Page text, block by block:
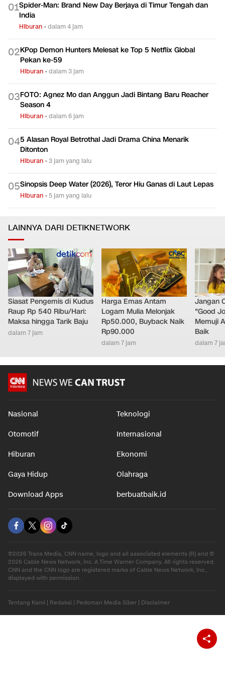
01Spider-Man: Brand New Day Berjaya di Timur Tengah dan
India
Hiburan •dalam 4 jam
02KPop Demon Hunters Melesat ke Top 5 Netflix Global
Pekan ke-59
Hiburan •dalam 3 jam
03FOTO: Agnez Mo dan Anggun Jadi Bintang Baru Reacher
Season 4
Hiburan •dalam 6 jam
045 Alasan Royal Betrothal Jadi Drama China Menarik
Ditonton
Hiburan •3 jam yang lalu
05Sinopsis Deep Water (2026), Teror Hiu Ganas di Laut Lepas
Hiburan • 5 jam yang lalu
LAINNYA DARI DETIKNETWORK
Siasat Pengemis di Kudus
Raup Rp 540 Ribu/Hari:
Maksa hingga Tarik Baju
dalam 7 jam
Harga Emas Antam
Logam Mulia Melonjak
Rp50.000, Buyback Naik
Rp90.000
dalam 7 jam
Jangan
"Good
Memuji
Baik
dalam 7
Nasional Teknologi
Otomotif Internasional
Hiburan Ekonomi
Gaya Hidup Olahraga
Download Apps berbuatbaik.id
©2026 Trans Media, CNN name, logo and all associated elements (R) and ©
2026 Cable News Network, Inc. A Time Warner Company. All rights reserved.
CNN and the CNN logo are registered marks of Cable News Network, Inc.,
displayed with permission.
Tentang Kami | Redaksi | Pedoman Media Siber | Disclaimer